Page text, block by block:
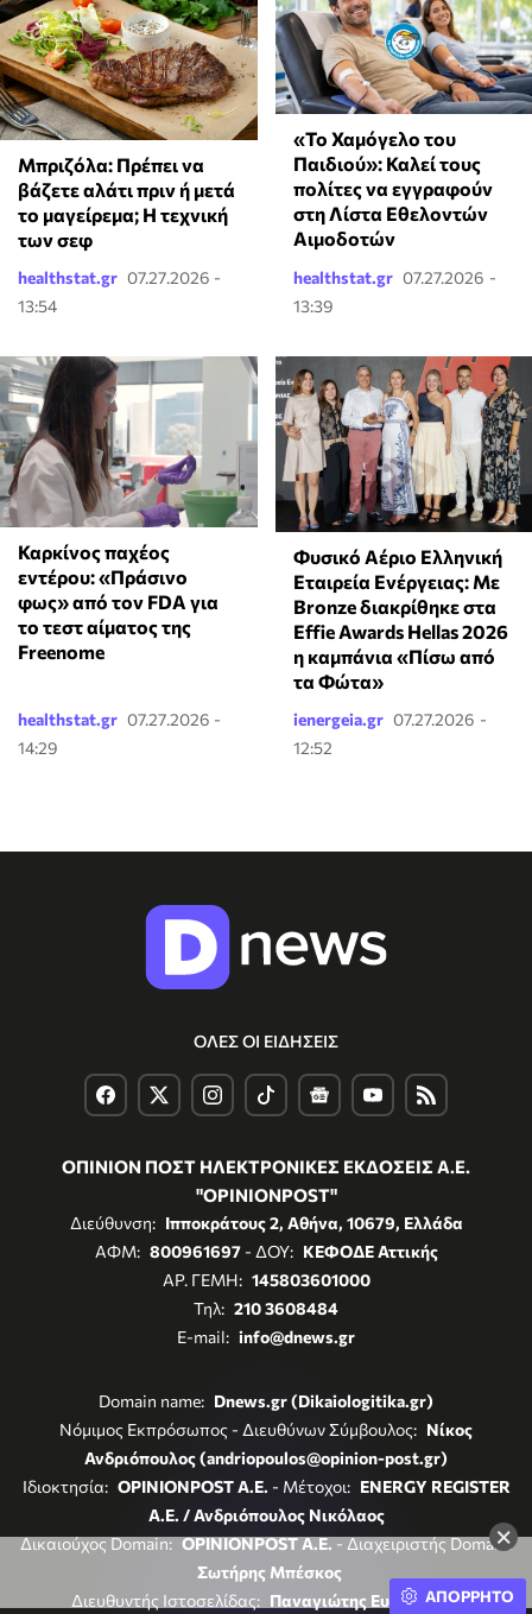
×
Μπριζόλα: Πρέπει να
βάζετε αλάτι πριν ή μετά
το μαγείρεμα; Η τεχνική
των σεφ
healthstat.gr 07.27.2026 -
13:54
«Το Χαμόγελο του
Παιδιού»: Καλεί τους
πολίτες να εγγραφούν
στη Λίστα Εθελοντών
Αιμοδοτών
healthstat.gr 07.27.2026 -
13:39
Καρκίνος παχέος
εντέρου: «Πράσινο
φως» από τον FDA για
το τεστ αίματος της
Freenome
healthstat.gr 07.27.2026 -
14:29
Φυσικό Αέριο Ελληνική
Εταιρεία Ενέργειας: Με
Bronze διακρίθηκε στα
Effie Awards Hellas 2026
η καμπάνια «Πίσω από
τα Φώτα»
ienergeia.gr 07.27.2026 -
12:52
ΟΛΕΣ ΟΙ ΕΙΔΗΣΕΙΣ
ΟΠΙΝΙΟΝ ΠΟΣΤ ΗΛΕΚΤΡΟΝΙΚΕΣ ΕΚΔΟΣΕΙΣ Α.Ε.
"OPINIONPOST"
Διεύθυνση: Ιπποκράτους 2, Αθήνα, 10679, Ελλάδα
ΑΦΜ: 800961697- ΔΟΥ: ΚΕΦΟΔΕ Αττικής
ΑΡ. ΓΕΜΗ: 145803601000
Τηλ: 210 3608484
E-mail: info@dnews.gr
Domain name: Dnews.gr (Dikaiologitika.gr)
Νόμιμος Εκπρόσωπος - Διευθύνων Σύμβουλος: Νίκος
Ανδριόπουλος (andriopoulos@opinion-post.gr)
Ιδιοκτησία: OPINIONPOST A.E. - Μέτοχοι: ENERGY REGISTER
Α.Ε. / Ανδριόπουλος Νικόλαος
Δικαιούχος Domain: OPINIONPOST A.E.- Διαχειριστής Domain:
Σωτήρης Μπέσκος
Διευθυντής Ιστοσελίδας: Παναγιώτης ΕυθυμιάδηςΑΠΟΡΡΗΤΟ